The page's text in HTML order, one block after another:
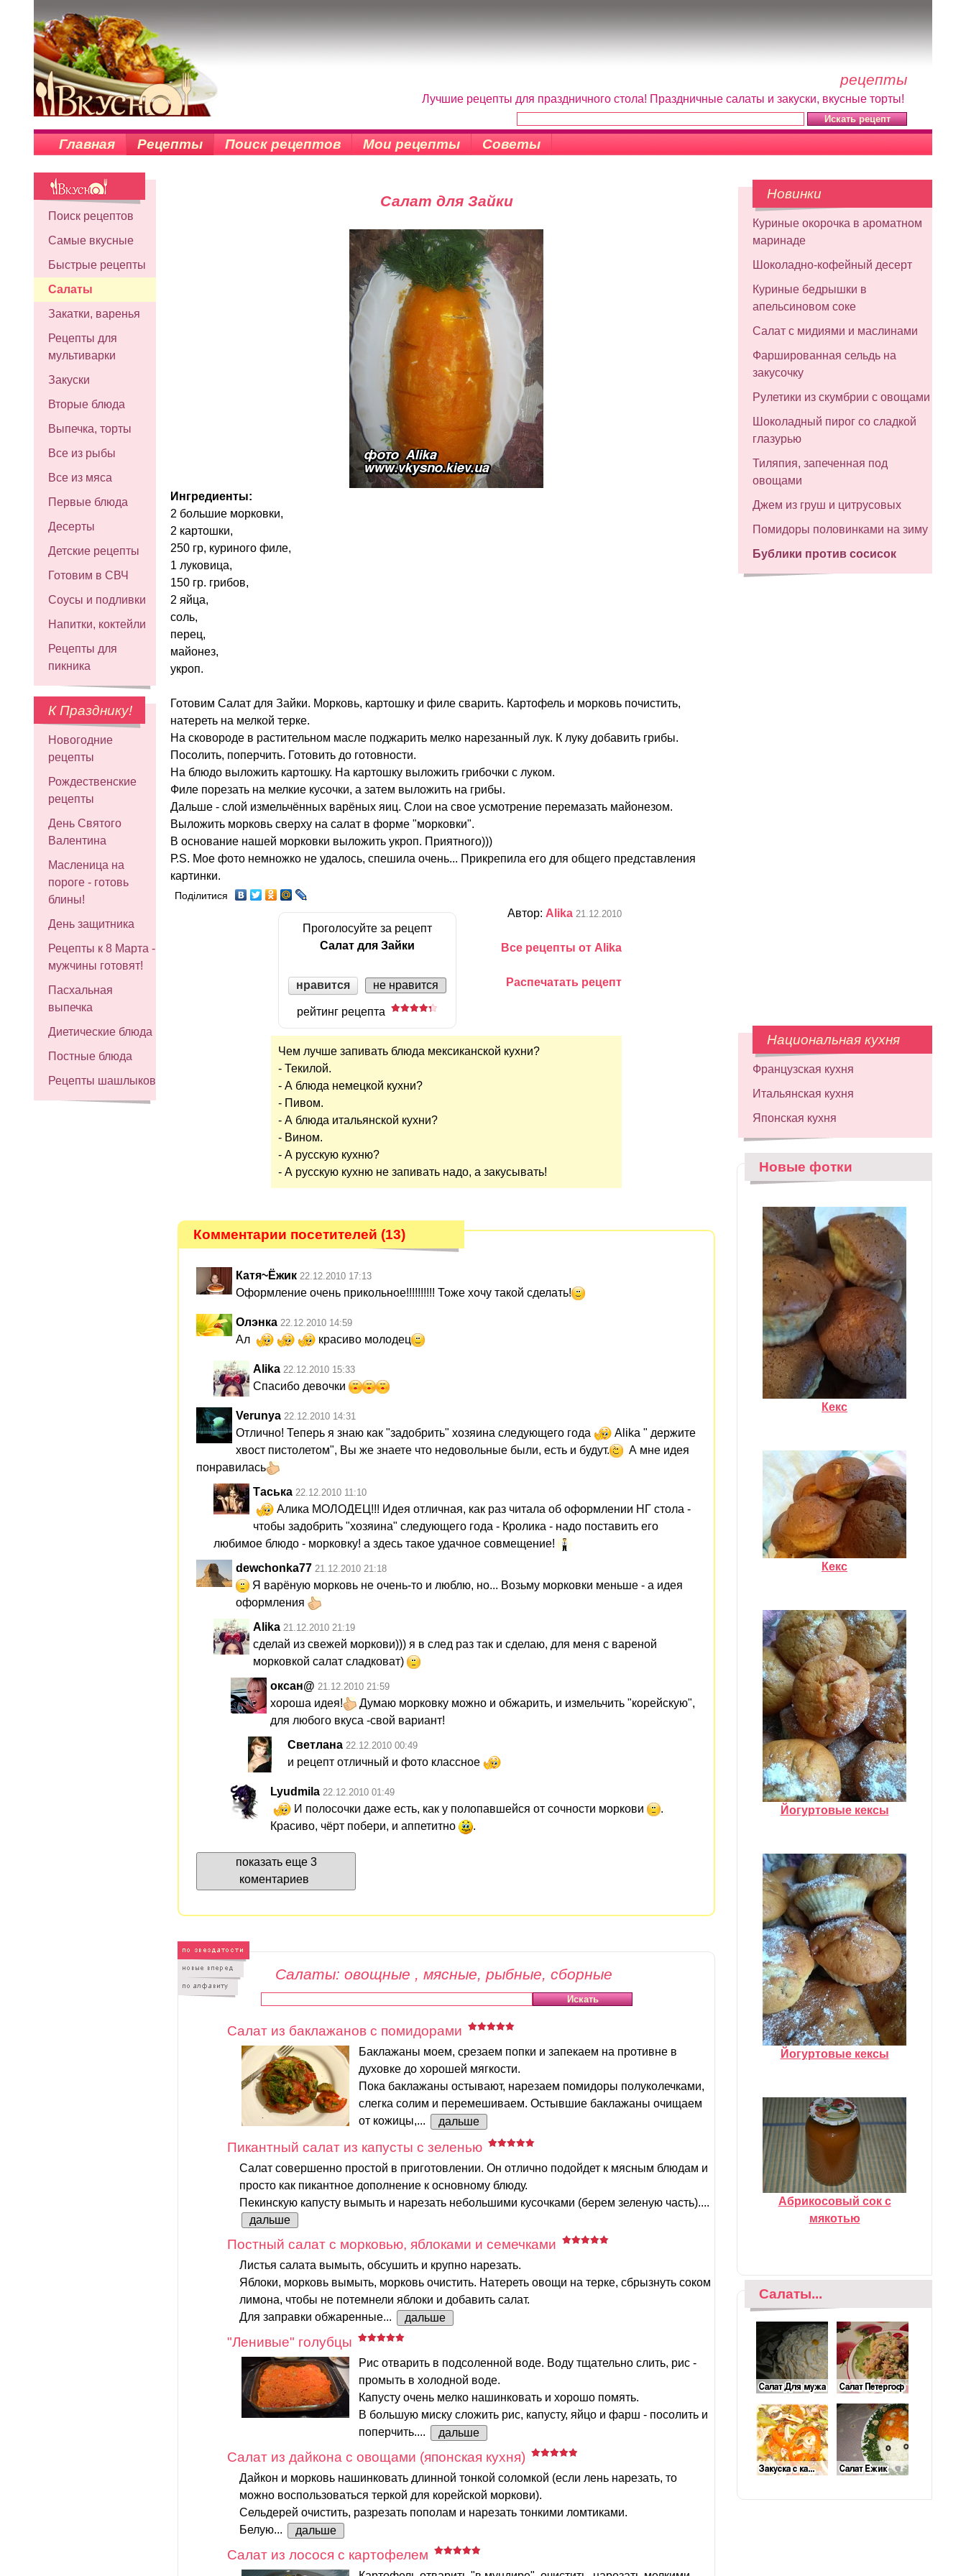
рецепты
Лучшие рецепты для праздничного стола! Праздничные салаты и закуски, вкусные торты!
Главная Рецепты Поиск рецептов Мои рецепты Советы
Поиск рецептов
Самые вкусные
Быстрые рецепты
Салаты
Закатки, варенья
Рецепты для
мультиварки
Закуски
Вторые блюда
Выпечка, торты
Все из рыбы
Все из мяса
Первые блюда
Десерты
Детские рецепты
Готовим в СВЧ
Соусы и подливки
Напитки, коктейли
Рецепты для
пикника
К Празднику!
Новогодние
рецепты
Рождественские
рецепты
День Святого
Валентина
Масленица на
пороге - готовь
блины!
День защитника
Рецепты к 8 Марта -
мужчины готовят!
Пасхальная
выпечка
Диетические блюда
Постные блюда
Рецепты шашлыков
Салат для Зайки
Ингредиенты:
2 большие морковки,
2 картошки,
250 гр, куриного филе,
1 луковица,
150 гр. грибов,
2 яйца,
соль,
перец,
майонез,
укроп.
Готовим Салат для Зайки. Морковь, картошку и филе сварить. Картофель и морковь почистить,
натереть на мелкой терке.
На сковороде в растительном масле поджарить мелко нарезанный лук. К луку добавить грибы.
Посолить, поперчить. Готовить до готовности.
На блюдо выложить картошку. На картошку выложить грибочки с луком.
Филе порезать на мелкие кусочки, а затем выложить на грибы.
Дальше - слой измельчённых варёных яиц. Слои на свое усмотрение перемазать майонезом.
Выложить морковь сверху на салат в форме "морковки".
В основание нашей морковки выложить укроп. Приятного)))
Р.S. Мое фото немножко не удалось, спешила очень... Прикрепила его для общего представления
картинки.
Поділитися
Проголосуйте за рецепт
Салат для Зайки
нравится не нравится
рейтинг рецепта
Автор: Alika 21.12.2010
Все рецепты от Alika
Распечатать рецепт
Чем лучше запивать блюда мексиканской кухни?
- Текилой.
- А блюда немецкой кухни?
- Пивом.
- А блюда итальянской кухни?
- Вином.
- А русскую кухню?
- А русскую кухню не запивать надо, а закусывать!
Комментарии посетителей (13)
Катя~Ёжик 22.12.2010 17:13
Оформление очень прикольное!!!!!!!!!! Тоже хочу такой сделать!
Олэнка 22.12.2010 14:59
Ал красиво молодец
Alika 22.12.2010 15:33
Спасибо девочки
Verunya 22.12.2010 14:31
Отлично! Теперь я знаю как "задобрить" хозяина следующего года
Alika " держите
хвост пистолетом", Вы же знаете что недовольные были, есть и будут.
А мне идея
понравилась
Таська 22.12.2010 11:10
Алика МОЛОДЕЦ!!! Идея отличная, как раз читала об оформлении НГ стола -
чтобы задобрить "хозяина" следующего года - Кролика - надо поставить его
любимое блюдо - морковку! а здесь такое удачное совмещение!
dewchonka77 21.12.2010 21:18
Я варёную морковь не очень-то и люблю, но... Возьму морковки меньше - а идея
оформления
Alika 21.12.2010 21:19
сделай из свежей моркови))) я в след раз так и сделаю, для меня с вареной
морковкой салат сладковат)
оксан@ 21.12.2010 21:59
хороша идея!
Думаю морковку можно и обжарить, и измельчить "корейскую",
для любого вкуса -свой вариант!
Светлана 22.12.2010 00:49
и рецепт отличный и фото классное
Lyudmila 22.12.2010 01:49
И полосочки даже есть, как у полопавшейся от сочности моркови
.
Красиво, чёрт побери, и аппетитно
.
показать еще 3
коментариев
Салаты: овощные , мясные, рыбные, сборные
Салат из баклажанов с помидорами
Баклажаны моем, срезаем попки и запекаем на противне в
духовке до хорошей мягкости.
Пока баклажаны остывают, нарезаем помидоры полуколечками,
слегка солим и перемешиваем. Остывшие баклажаны очищаем
от кожицы,...
дальше
Пикантный салат из капусты с зеленью
Салат совершенно простой в приготовлении. Он отлично подойдет к мясным блюдам и
просто как пикантное дополнение к основному блюду.
Пекинскую капусту вымыть и нарезать небольшими кусочками (берем зеленую часть)....
дальше
Постный салат с морковью, яблоками и семечками
Листья салата вымыть, обсушить и крупно нарезать.
Яблоки, морковь вымыть, морковь очистить. Натереть овощи на терке, сбрызнуть соком
лимона, чтобы не потемнели яблоки и добавить салат.
Для заправки обжаренные...
дальше
"Ленивые" голубцы
Рис отварить в подсоленной воде. Воду тщательно слить, рис -
промыть в холодной воде.
Капусту очень мелко нашинковать и хорошо помять.
В большую миску сложить рис, капусту, яйцо и фарш - посолить и
поперчить....
дальше
Салат из дайкона с овощами (японская кухня)
Дайкон и морковь нашинковать длинной тонкой соломкой (если лень нарезать, то
можно воспользоваться теркой для корейской моркови).
Сельдерей очистить, разрезать пополам и нарезать тонкими ломтиками.
Белую...
дальше
Салат из лосося с картофелем
Новинки
Куриные окорочка в ароматном
маринаде
Шоколадно-кофейный десерт
Куриные бедрышки в
апельсиновом соке
Салат с мидиями и маслинами
Фаршированная сельдь на
закусочку
Рулетики из скумбрии с овощами
Шоколадный пирог со сладкой
глазурью
Тиляпия, запеченная под
овощами
Джем из груш и цитрусовых
Помидоры половинками на зиму
Бублики против сосисок
Национальная кухня
Французская кухня
Итальянская кухня
Японская кухня
Новые фотки
Кекс
Кекс
Йогуртовые кексы
Йогуртовые кексы
Абрикосовый сок с
мякотью
Салаты...